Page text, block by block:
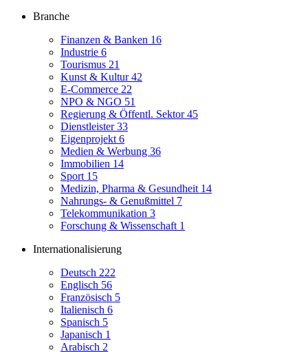
Branche
Finanzen & Banken 16
Industrie 6
Tourismus 21
Kunst & Kultur42
E-Commerce 22
NPO & NGO 51
Regierung & Öffentl. Sektor45
Dienstleister33
Eigenprojekt 6
Medien & Werbung 36
Immobilien 14
Sport 15
Medizin, Pharma & Gesundheit 14
Nahrungs- & Genußmittel 7
Telekommunikation 3
Forschung & Wissenschaft 1
Internationalisierung
Deutsch 222
Englisch 56
Französisch 5
Italienisch 6
Spanisch 5
Japanisch 1
Arabisch 2